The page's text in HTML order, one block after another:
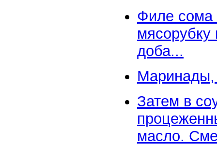
Филе сома
мясорубку
доба...
Маринады,
Затем в
масло.